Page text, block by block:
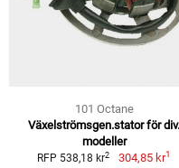
101 Octane
Växelströmsgen.stator för div.
modeller
RFP 538,18 kr2 304,85 kr1